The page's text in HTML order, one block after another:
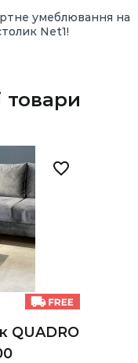
умеблювання на
Net1!
товари
QUADRO